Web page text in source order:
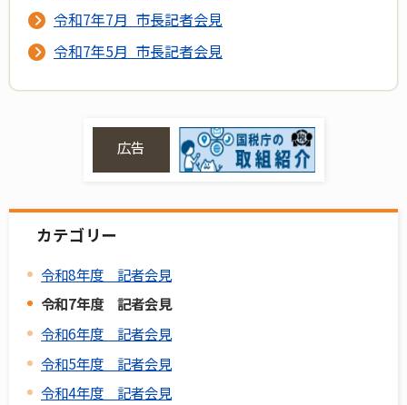
令和7年7月 市長記者会見
令和7年5月 市長記者会見
広告
カテゴリー
令和8年度 記者会見
令和7年度 記者会見
令和6年度 記者会見
令和5年度 記者会見
令和4年度 記者会見